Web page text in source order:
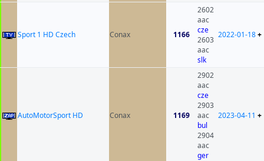
Sport 1 HD Czech Conax 1166
2602
aac
cze
2603
aac
slk
2022-01-18+
AutoMotorSport HD Conax 1169
2902
aac
cze
2903
aac
bul
2904
aac
ger
2023-04-11 +